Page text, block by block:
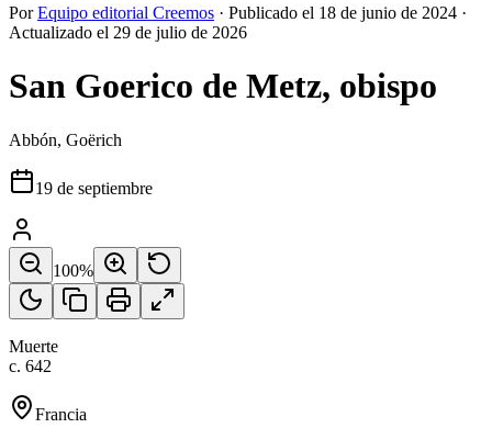
Por Equipo editorial Creemos · Publicado el 18 de junio de 2024 ·
Actualizado el 29 de julio de 2026
San Goerico de Metz, obispo
Abbón, Goërich
19 de septiembre
100%
Muerte
c. 642
Francia